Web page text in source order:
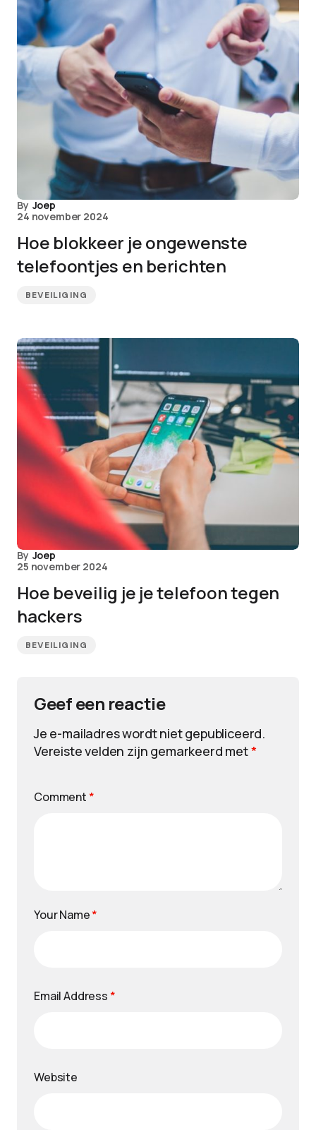
By Joep
24 november 2024
Hoe blokkeer je ongewenste
telefoontjes en berichten
BEVEILIGING
By Joep
25 november 2024
Hoe beveilig je je telefoon tegen
hackers
BEVEILIGING
Geef een reactie
Je e-mailadres wordt niet gepubliceerd.
Vereiste velden zijn gemarkeerd met*
Comment *
Your Name*
Email Address *
Website